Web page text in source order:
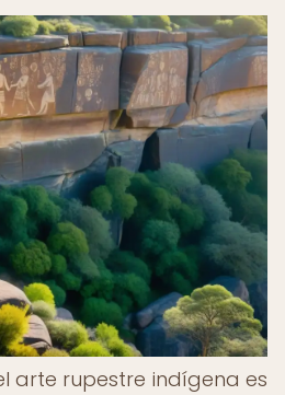
arte rupestre indígena es